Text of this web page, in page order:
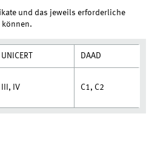
und das jeweils erforderliche
können.
UNICERT DAAD
III, IV C1, C2